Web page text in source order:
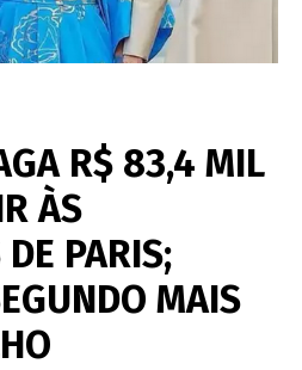
R$ 83,4 MIL
ÀS
PARIS;
MAIS